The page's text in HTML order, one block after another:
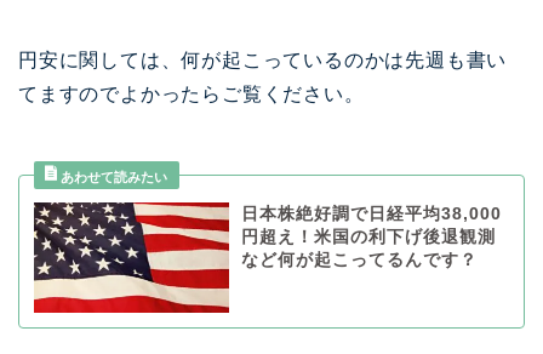
円安に関しては、何が起こっているのかは先週も書い
てますのでよかったらご覧ください。
日本株絶好調で日経平均38,000
円超え！米国の利下げ後退観測
など何が起こってるんです？